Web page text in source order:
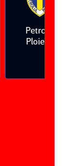
Petrolul
Ploieşti